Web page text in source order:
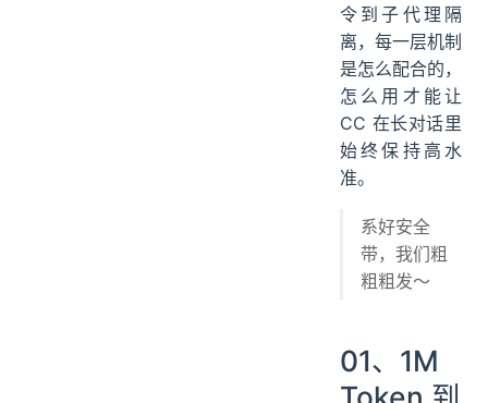
令到子代理隔
离，每一层机制
是怎么配合的，
怎么用才能让
CC 在长对话里
始终保持高水
准。
系好安全
带，我们粗
粗粗发～
01、1M